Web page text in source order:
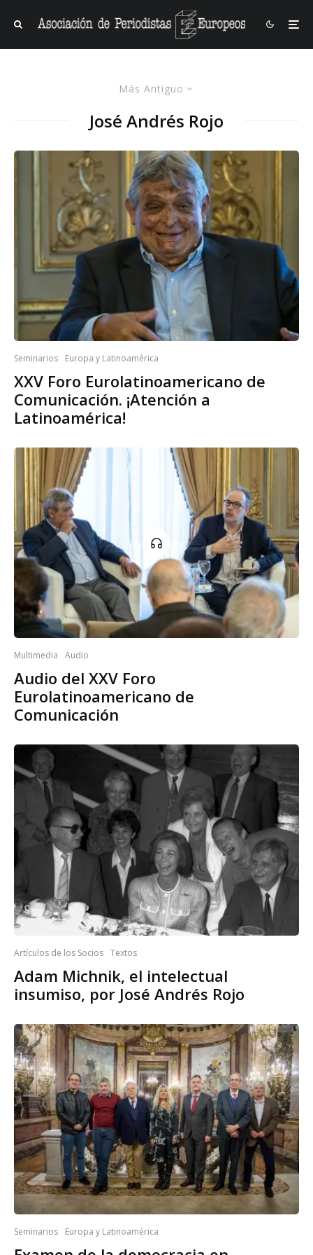
Más Antiguo
José Andrés Rojo
Seminarios Europa y Latinoamérica
XXV Foro Eurolatinoamericano de
Comunicación. ¡Atención a
Latinoamérica!
Multimedia Audio
Audio del XXV Foro
Eurolatinoamericano de
Comunicación
Artículos de los Socios Textos
Adam Michnik, el intelectual
insumiso, por José Andrés Rojo
Seminarios Europa y Latinoamérica